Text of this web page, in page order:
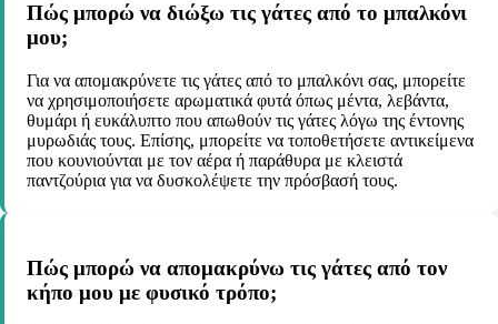
Πώς μπορώ να διώξω τις γάτες από το μπαλκόνι
μου;
Για να απομακρύνετε τις γάτες από το μπαλκόνι σας, μπορείτε
να χρησιμοποιήσετε αρωματικά φυτά όπως μέντα, λεβάντα,
θυμάρι ή ευκάλυπτο που απωθούν τις γάτες λόγω της έντονης
μυρωδιάς τους. Επίσης, μπορείτε να τοποθετήσετε αντικείμενα
που κουνιούνται με τον αέρα ή παράθυρα με κλειστά
παντζούρια για να δυσκολέψετε την πρόσβασή τους.
Πώς μπορώ να απομακρύνω τις γάτες από τον
κήπο μου με φυσικό τρόπο;